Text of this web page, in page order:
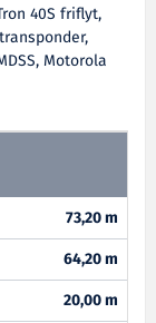
40S friflyt,
Motorola
73,20 m
64,20 m
20,00 m